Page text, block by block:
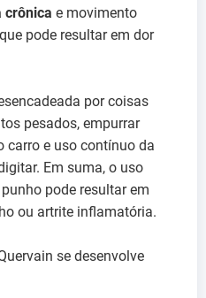
crônica e movimento
pode resultar em dor
por coisas
pesados, empurrar
carro e uso contínuo da
Em suma, o uso
pode resultar em
ou artrite inflamatória.
se desenvolve